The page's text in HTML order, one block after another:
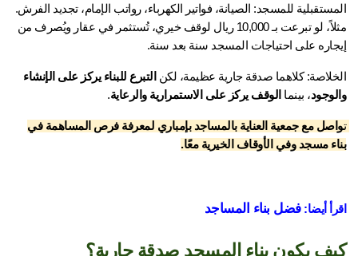
المستقبلية للمسجد: الصيانة، فواتير الكهرباء، رواتب الإمام، تجديد الفرش.
مثلاً، لو تبرعت بـ 10,000 ريال لوقف خيري، تُستثمر في عقار ويُصرف من
على احتياجات المسجد سنة بعد سنة.
كلاهما صدقة جارية عظيمة، لكن
التبرع للبناء يركز على الإنشاء
، بينما الوقف يركز على الاستمرارية والرعاية
واصل مع جمعية العناية بالمساجد بإمباري لمعرفة فرص المساهمة في
مسجد وفي الأوقاف الخيرية معًا.
أيضا: فضل بناء المساجد​
يكون بناء المسجد صدقة جارية؟